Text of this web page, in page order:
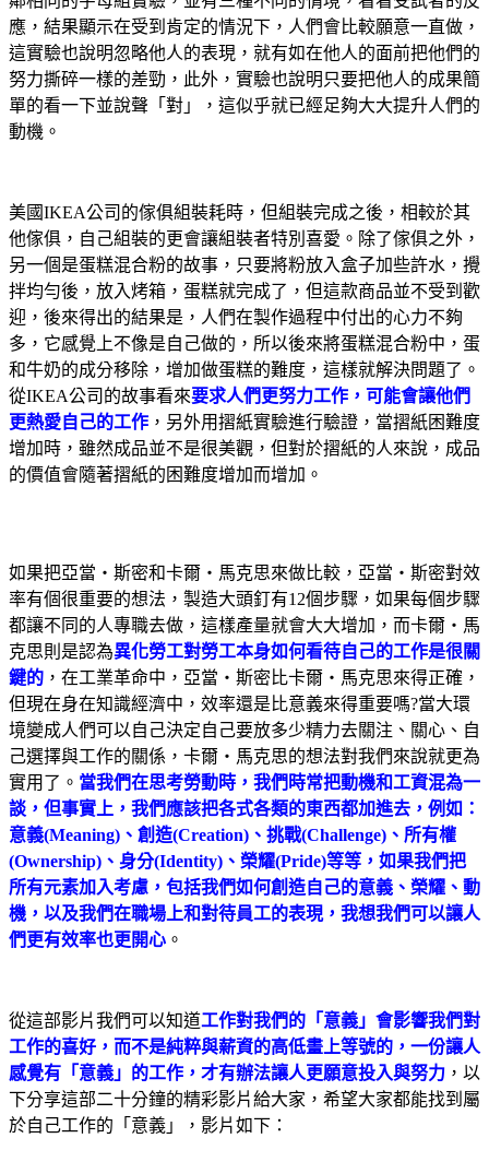
應，結果顯示在受到肯定的情況下，人們會比較願意一直做，
這實驗也說明忽略他人的表現，就有如在他人的面前把他們的
努力撕碎一樣的差勁，此外，實驗也說明只要把他人的成果簡
單的看一下並說聲「對」，這似乎就已經足夠大大提升人們的
動機。
美國IKEA公司的傢俱組裝耗時，但組裝完成之後，相較於其
他傢俱，自己組裝的更會讓組裝者特別喜愛。除了傢俱之外，
另一個是蛋糕混合粉的故事，只要將粉放入盒子加些許水，攪
拌均勻後，放入烤箱，蛋糕就完成了，但這款商品並不受到歡
迎，後來得出的結果是，人們在製作過程中付出的心力不夠
多，它感覺上不像是自己做的，所以後來將蛋糕混合粉中，蛋
和牛奶的成分移除，增加做蛋糕的難度，這樣就解決問題了。
從IKEA公司的故事看來要求人們更努力工作，可能會讓他們
更熱愛自己的工作 ，另外用摺紙實驗進行驗證，當摺紙困難度
增加時，雖然成品並不是很美觀，但對於摺紙的人來說，成品
的價值會隨著摺紙的困難度增加而增加。
如果把亞當‧斯密和卡爾‧馬克思來做比較，亞當‧斯密對效
率有個很重要的想法，製造大頭釘有12個步驟，如果每個步驟
都讓不同的人專職去做，這樣產量就會大大增加，而卡爾‧馬
克思則是認為異化勞工對勞工本身如何看待自己的工作是很關
鍵的 ，在工業革命中，亞當‧斯密比卡爾‧馬克思來得正確，
但現在身在知識經濟中，效率還是比意義來得重要嗎?當大環
境變成人們可以自己決定自己要放多少精力去關注、關心、自
己選擇與工作的關係，卡爾‧馬克思的想法對我們來說就更為
實用了。 當我們在思考勞動時，我們時常把動機和工資混為一
談，但事實上，我們應該把各式各類的東西都加進去，例如：
意義(Meaning)、創造(Creation)、挑戰(Challenge)、所有權
(Ownership)、身分(Identity)、榮耀(Pride)等等，如果我們把
所有元素加入考慮，包括我們如何創造自己的意義、榮耀、動
機，以及我們在職場上和對待員工的表現，我想我們可以讓人
們更有效率也更開心 。
從這部影片我們可以知道工作對我們的「意義」會影響我們對
工作的喜好，而不是純粹與薪資的高低畫上等號的，一份讓人
感覺有「意義」的工作，才有辦法讓人更願意投入與努力 ，以
下分享這部二十分鐘的精彩影片給大家，希望大家都能找到屬
於自己工作的「意義」，影片如下：